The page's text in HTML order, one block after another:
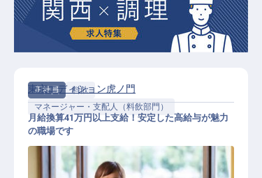
正社員
料飲
マネージャー・支配人（料飲部門）
東京エディション虎ノ門
月給換算41万円以上支給！安定した高給与が魅力
の職場です